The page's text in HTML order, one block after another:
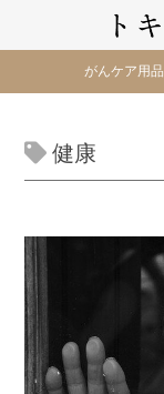
がんケア用品
健康